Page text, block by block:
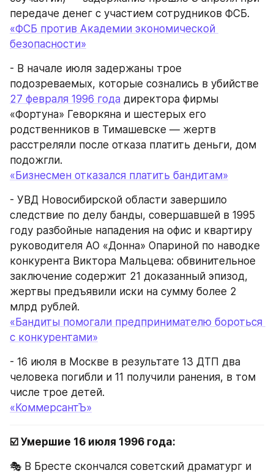
передаче денег с участием сотрудников ФСБ.
«ФСБ против Академии экономической
безопасности»
- В начале июля задержаны трое
27 февраля 1996 года директора фирмы
«Фортуна» Геворкяна и шестерых его
родственников в Тимашевске — жертв
расстреляли после отказа платить деньги, дом
подожгли.
«Бизнесмен отказался платить бандитам»
- УВД Новосибирской области завершило
следствие по делу банды, совершавшей в 1995
году разбойные нападения на офис и квартиру
руководителя АО «Донна» Опариной по наводке
конкурента Виктора Мальцева: обвинительное
заключение содержит 21 доказанный эпизод,
жертвы предъявили иски на сумму более 2
млрд рублей.
«Бандиты помогали предпринимателю бороться
с конкурентами»
- 16 июля в Москве в результате 13 ДТП два
человека погибли и 11 получили ранения, в том
числе трое детей.
«КоммерсантЪ»
☑️ Умершие 16 июля 1996 года:
🎭 В Бресте скончался советский драматург и